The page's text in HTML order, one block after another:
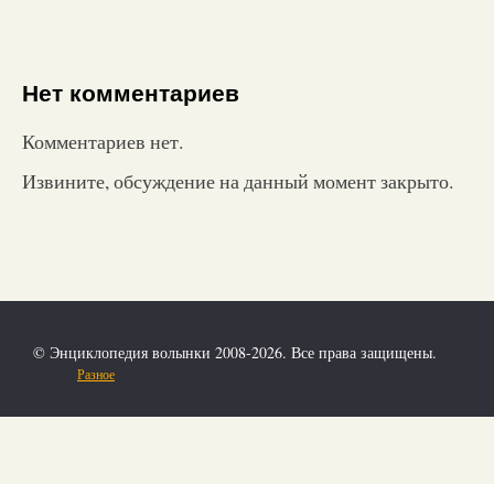
Нет комментариев
Комментариев нет.
Извините, обсуждение на данный момент закрыто.
© Энциклопедия волынки 2008-2026. Все права защищены.
Разное